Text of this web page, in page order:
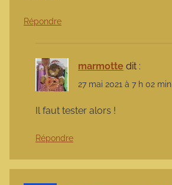
Répondre
marmotte dit :
27 mai 2021 à 7 h 02 min
Il faut tester alors !
Répondre